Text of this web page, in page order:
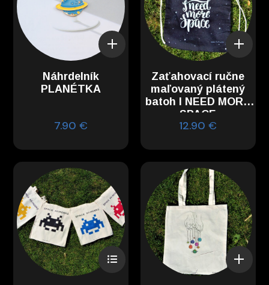
Náhrdelník
PLANÉTKA
7.90€
Zaťahovací ručne
maľovaný plátený
batoh I NEED MORE
SPACE
12.90€